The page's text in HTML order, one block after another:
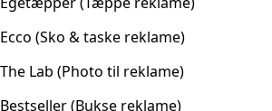
Ecco (Sko & taske reklame)
The Lab (Photo til reklame)
Bestseller (Bukse reklame)